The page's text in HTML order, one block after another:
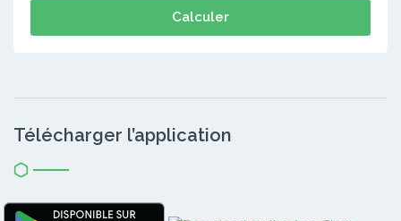
Calculer
Télécharger l’application